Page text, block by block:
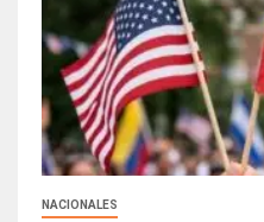
NACIONALES